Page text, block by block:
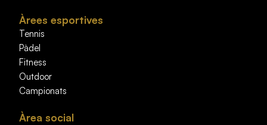
Àrees esportives
Tennis
Pàdel
Fitness
Outdoor
Campionats
Àrea social